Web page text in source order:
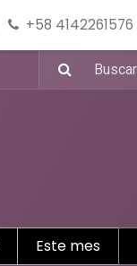
+58 4142261576
Este mes